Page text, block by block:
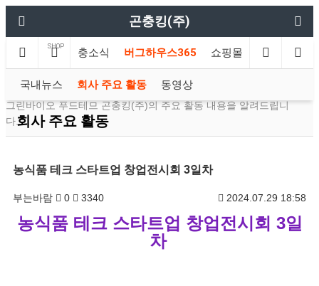
곤충킹(주)
SHOP
제품소개 곤충소식 버그하우스365 쇼핑몰
국내뉴스 회사 주요 활동 동영상
회사 주요 활동
그린바이오 푸드테므 곤충킹(주)의 주요 활동 내용을 알려드립니
다.
농식품 테크 스타트업 창업전시회 3일차
부는바람 0 3340 2024.07.29 18:58
농식품 테크 스타트업 창업전시회 3일
차